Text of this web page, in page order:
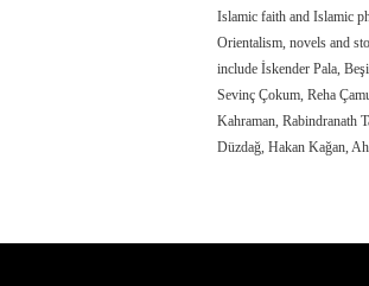
Islamic faith and Islamic
Orientalism, novels and
include İskender Pala,
Sevinç Çokum, Reha
Kahraman, Rabindranath
Düzdağ, Hakan Kağan,